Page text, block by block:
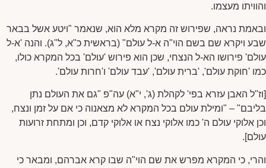
והוויתו מעצמו.
ובאמת נראה, שפירוש זה מקרא מלא הוא, שנאמר "ויטע אשל בבאר
שבע ויקרא שם בשם הוי"ה א-ל עולם" (בראשית כ"א, ל"ג). והנה 'א-ל
עולם' פירושו הא-ל הנצחי, שכן הוא פירוש 'עולם' בכל המקרא כולו,
כמו 'חוקת עולם', 'ברית עולם', 'עבד עולם' ו'חרות עולם'.
[וז"ל האבן עזרא בפי' לקהלת (ג', י"א) עה"פ "גם את העולם נתן
בליבם" – "ומילת עולם בכל המקרא לא מצאנוה כי אם על זמן ונצח,
וכן אלוקי עולם ה' כמו אלוקי נצח או אלוקי קדם, וכן ומתחת זרועות
עולם].
והרי, כי המקרא מפרש את שם הוי"ה שבו קרא אברהם, ומבאר כי